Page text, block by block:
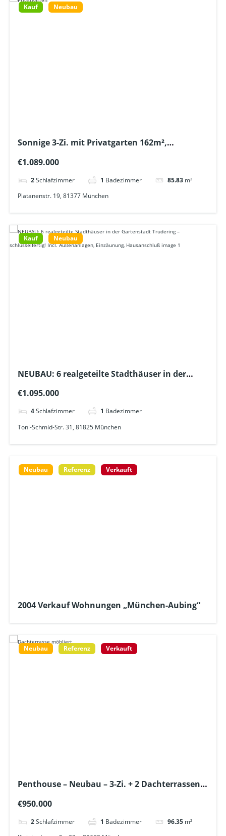
Kauf Neubau
Sonnige 3-Zi. mit Privatgarten 162m²,
Bezug Ende 2026
€1.089.000
2Schlafzimmer 1 Badezimmer 85.83 m²
Platanenstr. 19, 81377 München
Kauf Neubau
NEUBAU: 6 realgeteilte Stadthäuser in der
Außenanlagen, Einzäunung, Hausanschluß
€1.095.000
4Schlafzimmer 1 Badezimmer
Toni-Schmid-Str. 31, 81825 München
Neubau Referenz Verkauft
2004 Verkauf Wohnungen „München-Aubing“
Neubau Referenz Verkauft
Penthouse – Neubau – 3-Zi. + 2 Dachterrassen +
Lebens in 300m Entfernung
€950.000
2Schlafzimmer 1 Badezimmer 96.35 m²